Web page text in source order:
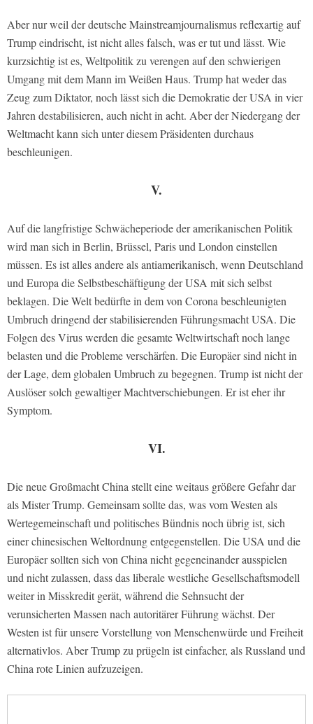
Aber nur weil der deutsche Mainstreamjournalismus reflexartig auf
Trump eindrischt, ist nicht alles falsch, was er tut und lässt. Wie
kurzsichtig ist es, Weltpolitik zu verengen auf den schwierigen
Umgang mit dem Mann im Weißen Haus. Trump hat weder das
Zeug zum Diktator, noch lässt sich die Demokratie der USA in vier
Jahren destabilisieren, auch nicht in acht. Aber der Niedergang der
Weltmacht kann sich unter diesem Präsidenten durchaus
beschleunigen.
V.
Auf die langfristige Schwächeperiode der amerikanischen Politik
wird man sich in Berlin, Brüssel, Paris und London einstellen
müssen. Es ist alles andere als antiamerikanisch, wenn Deutschland
und Europa die Selbstbeschäftigung der USA mit sich selbst
beklagen. Die Welt bedürfte in dem von Corona beschleunigten
Umbruch dringend der stabilisierenden Führungsmacht USA. Die
Folgen des Virus werden die gesamte Weltwirtschaft noch lange
belasten und die Probleme verschärfen. Die Europäer sind nicht in
der Lage, dem globalen Umbruch zu begegnen. Trump ist nicht der
Auslöser solch gewaltiger Machtverschiebungen. Er ist eher ihr
Symptom.
VI.
Die neue Großmacht China stellt eine weitaus größere Gefahr dar
als Mister Trump. Gemeinsam sollte das, was vom Westen als
Wertegemeinschaft und politisches Bündnis noch übrig ist, sich
einer chinesischen Weltordnung entgegenstellen. Die USA und die
Europäer sollten sich von China nicht gegeneinander ausspielen
und nicht zulassen, dass das liberale westliche Gesellschaftsmodell
weiter in Misskredit gerät, während die Sehnsucht der
verunsicherten Massen nach autoritärer Führung wächst. Der
Westen ist für unsere Vorstellung von Menschenwürde und Freiheit
alternativlos. Aber Trump zu prügeln ist einfacher, als Russland und
China rote Linien aufzuzeigen.